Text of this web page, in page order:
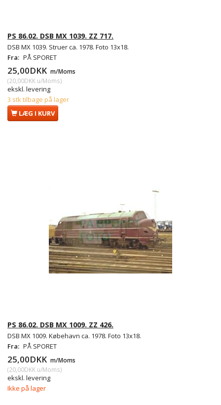
PS 86.02. DSB MX 1039. ZZ 717.
DSB MX 1039. Struer ca. 1978. Foto 13x18.
Fra: PÅ SPORET
25,00DKK m/Moms
(20,00DKK u/Moms)
ekskl. levering
3 stk tilbage på lager
LÆG I KURV
PS 86.02. DSB MX 1009. ZZ 426.
DSB MX 1009. Købehavn ca. 1978. Foto 13x18.
Fra: PÅ SPORET
25,00DKK m/Moms
(20,00DKK u/Moms)
ekskl. levering
Ikke på lager